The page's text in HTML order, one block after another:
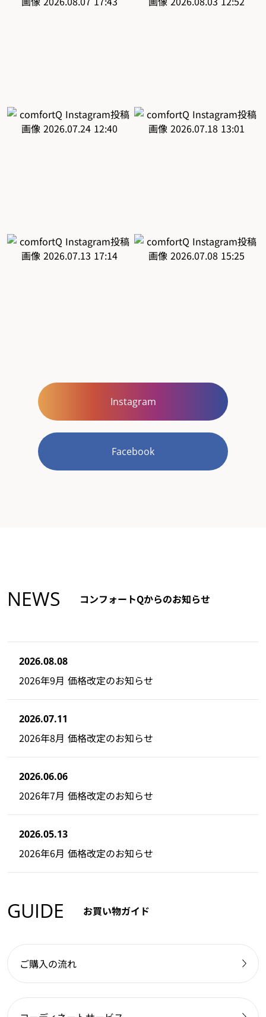
Instagram
Facebook
NEWS コンフォートQからのお知らせ
2026.08.08
2026年9月 価格改定のお知らせ
2026.07.11
2026年8月 価格改定のお知らせ
2026.06.06
2026年7月 価格改定のお知らせ
2026.05.13
2026年6月 価格改定のお知らせ
GUIDE お買い物ガイド
ご購入の流れ